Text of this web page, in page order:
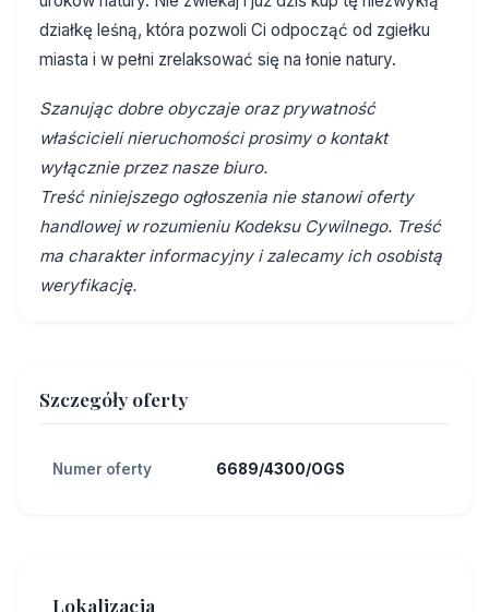
działkę leśną, która pozwoli Ci odpocząć od zgiełku
miasta i w pełni zrelaksować się na łonie natury.
Szanując dobre obyczaje oraz prywatność
właścicieli nieruchomości prosimy o kontakt
wyłącznie przez nasze biuro.
Treść niniejszego ogłoszenia nie stanowi oferty
handlowej w rozumieniu Kodeksu Cywilnego. Treść
ma charakter informacyjny i zalecamy ich osobistą
weryfikację.
Szczegóły oferty
Numer oferty 6689/4300/OGS
Lokalizacja